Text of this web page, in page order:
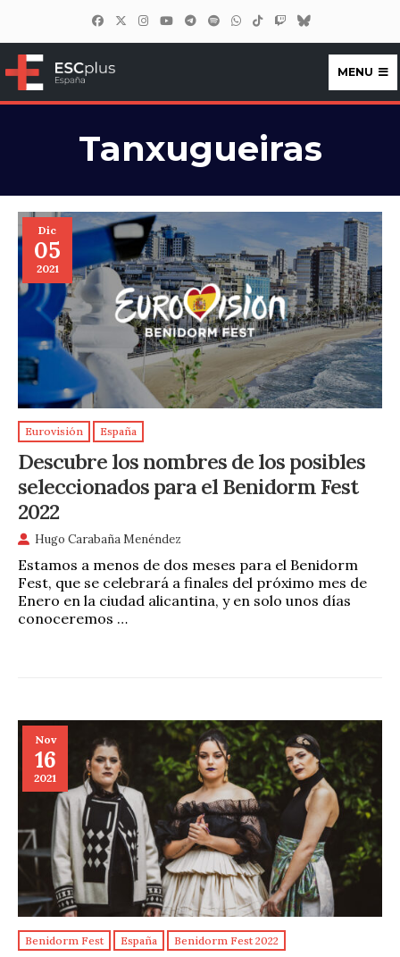
ESCplus España
MENU
Tanxugueiras
Dic
05
2021
Eurovisión España
Descubre los nombres de los posibles
seleccionados para el Benidorm Fest
2022
Hugo Carabaña Menéndez
Estamos a menos de dos meses para el Benidorm
Fest, que se celebrará a finales del próximo mes de
Enero en la ciudad alicantina, y en solo unos días
conoceremos …
Nov
16
2021
Benidorm Fest España Benidorm Fest 2022